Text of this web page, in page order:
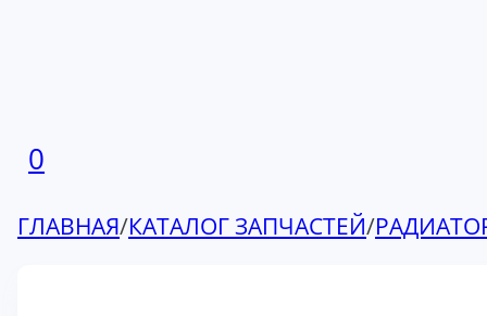
0
ГЛАВНАЯ/КАТАЛОГ ЗАПЧАСТЕЙ/